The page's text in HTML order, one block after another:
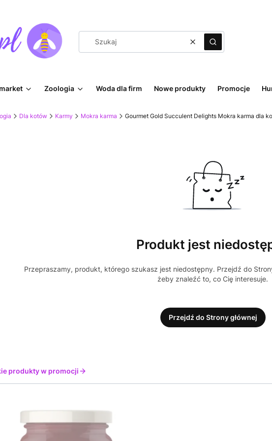
WyczyśćSzukaj
Zoologia Woda dla firm Nowe produkty Promocje
Dla kotów Karmy Mokra karma Gourmet Gold Succulent Delights Mokra karma dla
Produkt jest
Przepraszamy, produkt, którego szukasz jest niedostępny. Przejdź do
żeby znaleźć to, co Cię interesuje.
Przejdź do Strony głównej
produkty w promocji